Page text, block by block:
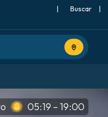
| |
Usar
05:19 – 19:00